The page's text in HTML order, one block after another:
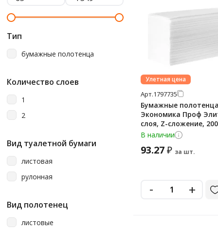
Тип
бумажные полотенца
Количество слоев
1
2
Вид туалетной бумаги
листовая
рулонная
Вид полотенец
листовые
Улетная цена
Арт.1797735
Бумажные
Экономика Проф
слоя, Z-сложение,
белые, Т-0240
В наличии
93.27₽ за шт.
- +